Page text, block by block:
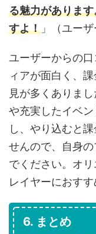
る魅力がありま
すよ！ 」（ユーザ
ユーザーからの
ィアが面白く、
見が多くありま
や充実したイベ
し、やり込むと
せんので、自身
でください。オ
レイヤーにおす
6. まとめ